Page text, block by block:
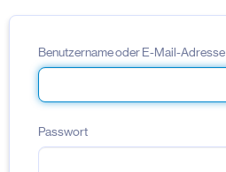
Benutzername oder E-Mail-Adresse
Passwort